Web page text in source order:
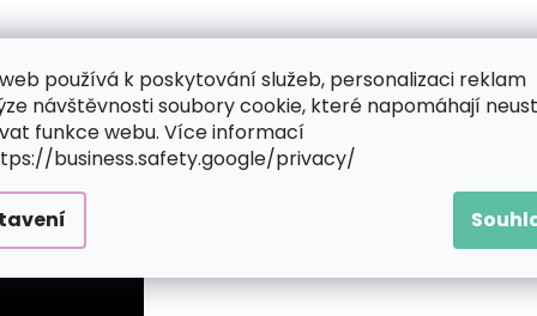
používá k poskytování služeb, personalizaci reklam
návštěvnosti soubory cookie, které napomáhají
funkce webu. Více informací
business.safety.google/privacy/